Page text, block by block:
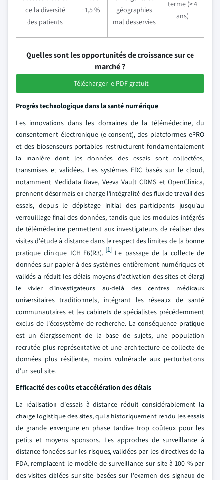
de la diversité
des patients
+1,5 %
géographies
mal desservies
terme (≥ 4
ans)
Quelles sont les opportunités de croissance sur ce
marché ?
Télécharger le PDF gratuit
Progrès technologique dans la santé numérique
Les innovations dans les domaines de la télémédecine, du
consentement électronique (e-consent), des plateformes ePRO
et des biosenseurs portables restructurent fondamentalement
la manière dont les données des essais sont collectées,
transmises et validées. Les systèmes EDC basés sur le cloud,
notamment Medidata Rave, Veeva Vault CDMS et OpenClinica,
prennent désormais en charge l'intégralité des flux de travail des
essais, depuis le dépistage initial des participants jusqu'au
verrouillage final des données, tandis que les modules intégrés
de télémédecine permettent aux investigateurs de réaliser des
visites d'étude à distance dans le respect des limites de la bonne
pratique clinique ICH E6(R3). [1] Le passage de la collecte de
données sur papier à des systèmes entièrement numériques et
validés a réduit les délais moyens d'activation des sites et élargi
le vivier d'investigateurs au-delà des centres médicaux
universitaires traditionnels, intégrant les réseaux de santé
communautaires et les cabinets de spécialistes précédemment
exclus de l'écosystème de recherche. La conséquence pratique
est un élargissement de la base de sujets, une population
recrutée plus représentative et une architecture de collecte de
données plus résiliente, moins vulnérable aux perturbations
d'un seul site.
Efficacité des coûts et accélération des délais
La réalisation d'essais à distance réduit considérablement la
charge logistique des sites, qui a historiquement rendu les essais
de grande envergure en phase tardive trop coûteux pour les
petits et moyens sponsors. Les approches de surveillance à
distance fondées sur les risques, validées par les directives de la
FDA, remplacent le modèle de surveillance sur site à 100 % par
des visites ciblées sur site basées sur l'examen des signaux de